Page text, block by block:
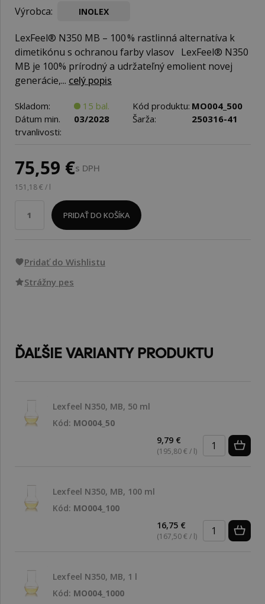
Výrobca: INOLEX
LexFeel® N350 MB – 100 % rastlinná alternatíva k
dimetikónu s ochranou farby vlasov LexFeel® N350
MB je 100% prírodný a udržateľný emolient novej
generácie,... celý popis
Skladom: 15 bal. Kód produktu: MO004_500
Dátum min.
trvanlivosti:
03/2028 Šarža: 250316-41
75,59 €s DPH
151,18 € / l
PRIDAŤ DO KOŠÍKA
Pridať do Wishlistu
Strážny pes
ĎAĽŠIE VARIANTY PRODUKTU
Lexfeel N350, MB, 50 ml
Kód: MO004_50
9,79 €
(195,80 € / l)
Lexfeel N350, MB, 100 ml
Kód: MO004_100
16,75 €
(167,50 € / l)
Lexfeel N350, MB, 1 l
Kód: MO004_1000